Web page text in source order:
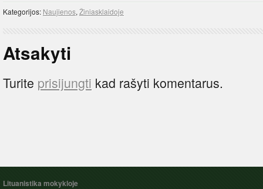
Kategorijos: Naujienos, Žiniasklaidoje
Atsakyti
Turite prisijungti kad rašyti komentarus.
Lituanistika mokykloje